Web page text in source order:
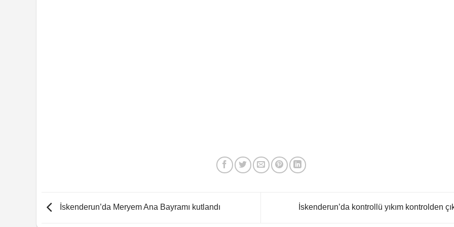
İskenderun’da Meryem Ana Bayramı kutlandı İskenderun’da kontrollü yıkım kontrolden